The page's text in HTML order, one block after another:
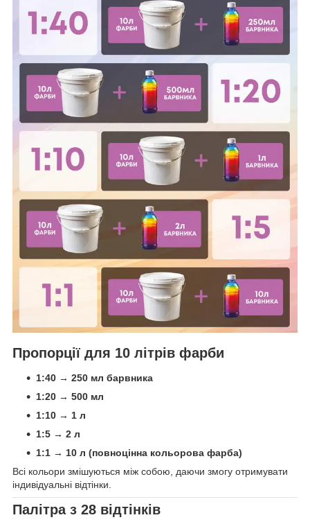
Пропорції для 10 літрів фарби
1:40 → 250 мл барвника
1:20 → 500 мл
1:10 → 1 л
1:5 → 2 л
1:1 → 10 л (повноцінна кольорова фарба)
Всі кольори змішуються між собою, даючи змогу отримувати
індивідуальні відтінки.
Палітра з 28 відтінків